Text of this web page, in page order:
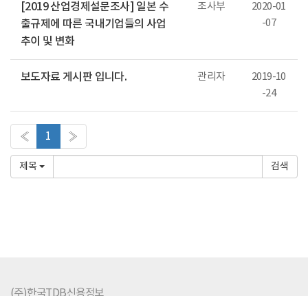
[2019 산업경제설문조사] 일본 수
출규제에 따른 국내기업들의 사업
추이 및 변화
조사부
2020-01
-07
보도자료 게시판 입니다. 관리자
2019-10
-24
« 1 »
제목
(주)한국TDB신용정보